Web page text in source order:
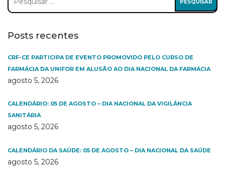
por:
Posts recentes
CRF-CE PARTICIPA DE EVENTO PROMOVIDO PELO CURSO DE
FARMÁCIA DA UNIFOR EM ALUSÃO AO DIA NACIONAL DA FARMÁCIA
agosto 5, 2026
CALENDÁRIO: 05 DE AGOSTO – DIA NACIONAL DA VIGILÂNCIA
SANITÁRIA
agosto 5, 2026
CALENDÁRIO DA SAÚDE: 05 DE AGOSTO – DIA NACIONAL DA SAÚDE
agosto 5, 2026